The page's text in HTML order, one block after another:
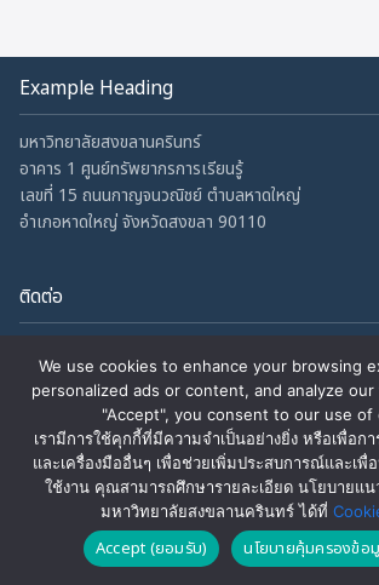
Example Heading
Change this text by adding widget to
and choose Footer Column 1.
มหาวิทยาลัยสงขลานครินทร์
อาคาร 1 ศูนย์ทรัพยากรการเรียนรู้
เลขที่ 15 ถนนกาญจนวณิชย์ ตำบลหาดใหญ่
อำเภอหาดใหญ่ จังหวัดสงขลา 90110
ติดต่อ
Office Phone No: +66 (0) 7428 9225
FB :www.facebook.com/EILAPSU/
Facebook
YouTube
EILA PSU - ©
ALL RIGHT
RESERVED.|
นโยบาย
คุกกี้
นโยบาย
คุ้มครอง
ข้อมูลส่วน
บุคคล
นโยบายการรักษา
ความมั่นคง
ปลอดภัยเว็บไซต์
We use cookies to enhance your browsing
personalized ads or content, and analyze
"Accept", you consent to our use of
เรามีการใช้คุกกี้ที่มีความจำเป็นอย่างยิ่ง หรือเพื่อก
และเครื่องมืออื่นๆ เพื่อช่วยเพิ่มประสบการณ์และเพื่
ใช้งาน คุณสามารถศึกษารายละเอียด นโยบายแ
มหาวิทยาลัยสงขลานครินทร์ ได้ที่
Accept (ยอมรับ) นโยบายคุ้มครองข้